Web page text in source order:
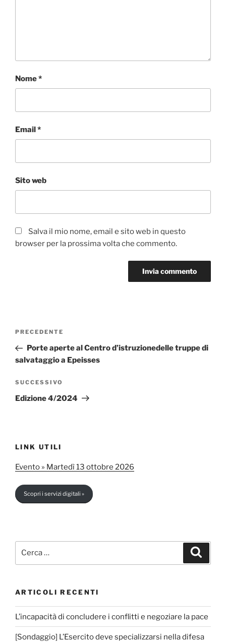
Nome*
Email*
Sito web
Salva il mio nome, email e sito web in questo
browser per la prossima volta che commento.
e
r
n
t
i
Navigazione
Articolo
precedente:
PRECEDENTE
Porte aperte al Centro d’istruzionedelle truppe di
salvataggio a Epeisses
Articolo
successivo
SUCCESSIVO
Edizione 4/2024
LINK UTILI
Evento » Martedì 13 ottobre 2026
Scopri i servizi digitali »
ARTICOLI RECENTI
L’incapacità di concludere i conflitti e negoziare la pace
[Sondaggio] L’Esercito deve specializzarsi nella difesa